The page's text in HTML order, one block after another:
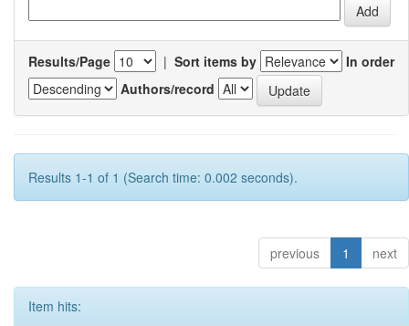
Results/Page | Sort items by
In order
Authors/record
Results 1-1 of 1 (Search time: 0.002 seconds).
previous 1 next
Item hits: